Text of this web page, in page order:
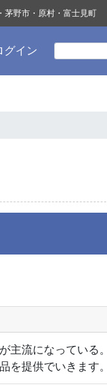
グイン
野市・原村・富士見町
主流になっている。
を提供でいきます。